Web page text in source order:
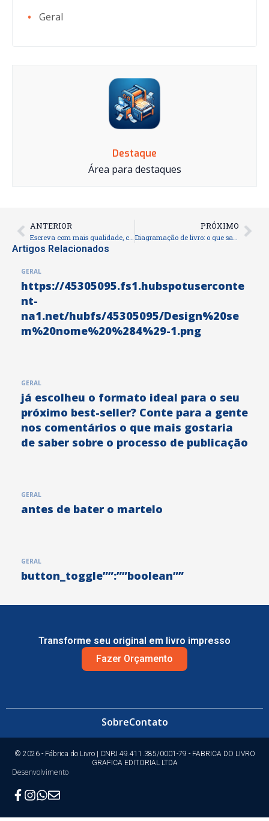
Geral
Destaque
Área para destaques
Prev
ANTERIOR PRÓXIMO
Artigos Relacionados
GERAL
https://45305095.fs1.hubspotuserconte
nt-
na1.net/hubfs/45305095/Design%20se
m%20nome%20%284%29-1.png
GERAL
já escolheu o formato ideal para o seu
próximo best-seller? Conte para a gente
nos comentários o que mais gostaria
de saber sobre o processo de publicação
GERAL
antes de bater o martelo
GERAL
button_toggle””:””boolean””
Transforme seu original em livro impresso
Fazer Orçamento
SobreContato
© 2026 - Fábrica do Livro | CNPJ 49.411.385/0001-79 - FABRICA DO LIVRO
GRAFICA EDITORIAL LTDA
Desenvolvimento